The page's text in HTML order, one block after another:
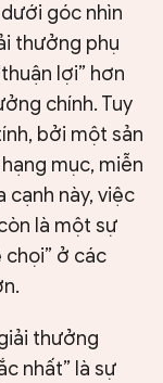
góc nhìn
thưởng phụ
lợi” hơn
chính. Tuy
bởi một sản
mục, miễn
cạnh này, việc
là một sự
chọi” ở các
thưởng
nhất” là sự